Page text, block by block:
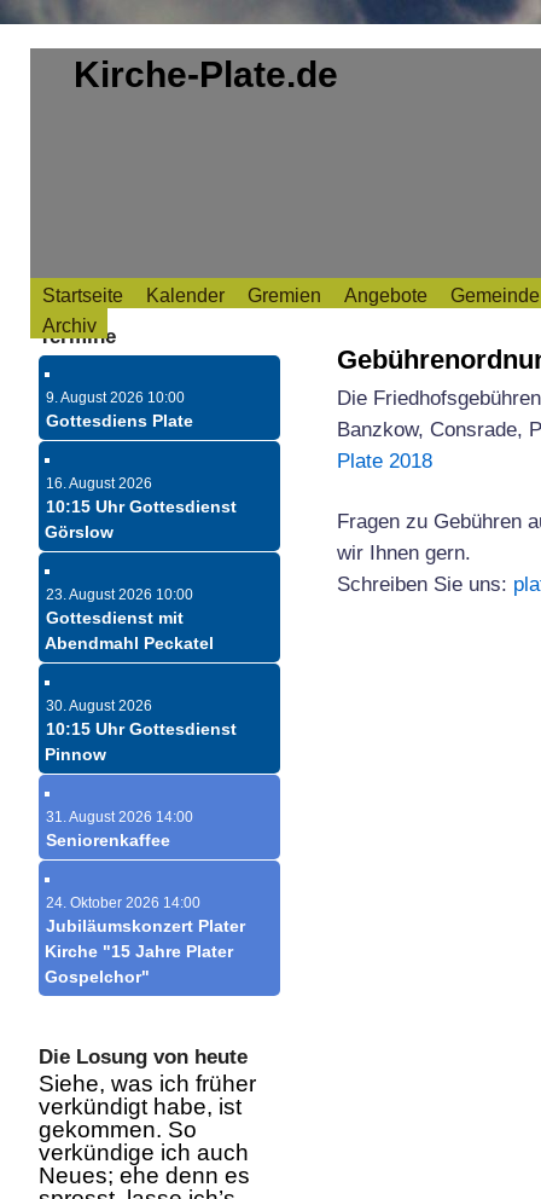
Kirche-Plate.de
Startseite Kalender Gremien Angebote
Archiv
Die
Banzkow, Consrade,
Plate 2018
Fragen zu Gebühren
wir Ihnen gern.
Schreiben Sie uns:
Termine
9. August 2026 10:00
Gottesdiens Plate
16. August 2026
10:15 Uhr Gottesdienst
Görslow
23. August 2026 10:00
Gottesdienst mit
Abendmahl Peckatel
30. August 2026
10:15 Uhr Gottesdienst
Pinnow
31. August 2026 14:00
Seniorenkaffee
24. Oktober 2026 14:00
Jubiläumskonzert Plater
Kirche "15 Jahre Plater
Gospelchor"
Die Losung von heute
Siehe, was ich früher
verkündigt habe, ist
gekommen. So
verkündige ich auch
Neues; ehe denn es